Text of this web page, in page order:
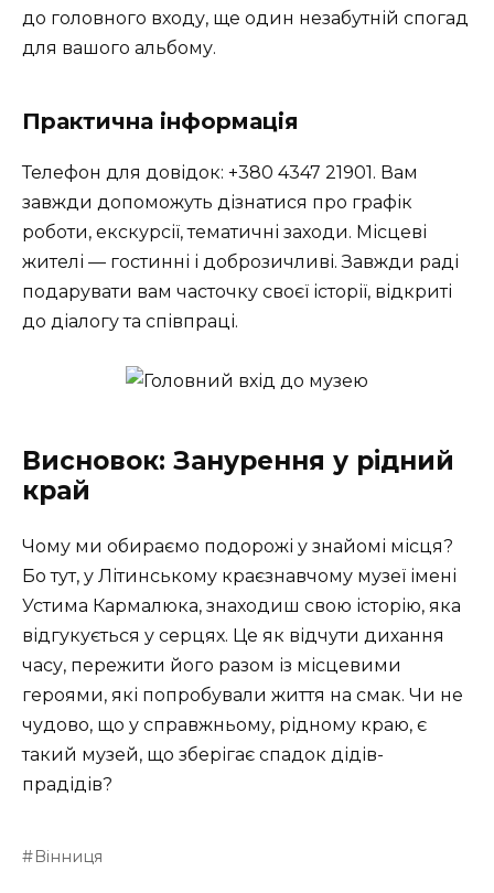
до головного входу, ще один незабутній спогад
для вашого альбому.
Практична інформація
Телефон для довідок: +380 4347 21901. Вам
завжди допоможуть дізнатися про графік
роботи, екскурсії, тематичні заходи. Місцеві
жителі — гостинні і доброзичливі. Завжди раді
подарувати вам часточку своєї історії, відкриті
до діалогу та співпраці.
Висновок: Занурення у рідний
край
Чому ми обираємо подорожі у знайомі місця?
Бо тут, у Літинському краєзнавчому музеї імені
Устима Кармалюка, знаходиш свою історію, яка
відгукується у серцях. Це як відчути дихання
часу, пережити його разом із місцевими
героями, які попробували життя на смак. Чи не
чудово, що у справжньому, рідному краю, є
такий музей, що зберігає спадок дідів-
прадідів?
Вінниця